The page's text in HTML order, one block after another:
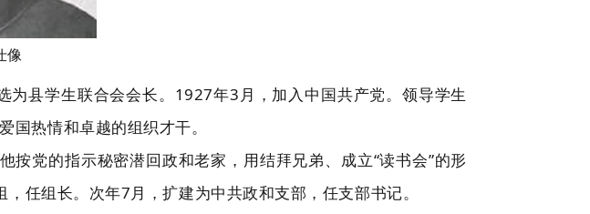
像
县学生联合会会长。1927年3月，加入中国共产党。领导学生
热情和卓越的组织才干。
党的指示秘密潜回政和老家，用结拜兄弟、成立“读书会”的形
任组长。次年7月，扩建为中共政和支部，任支部书记。